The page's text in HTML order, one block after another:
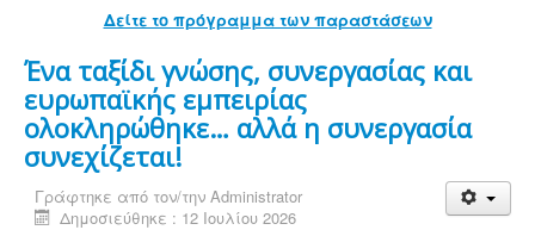
Δείτε το πρόγραμμα των παραστάσεων
Ένα ταξίδι γνώσης, συνεργασίας και
ευρωπαϊκής εμπειρίας
ολοκληρώθηκε… αλλά η συνεργασία
συνεχίζεται!
Γράφτηκε από τον/την Administrator
Δημοσιεύθηκε : 12 Ιουλίου 2026